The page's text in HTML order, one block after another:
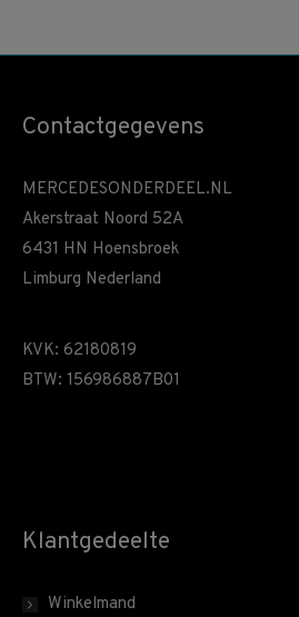
Contactgegevens
MERCEDESONDERDEEL.NL
Akerstraat Noord 52A
6431 HN Hoensbroek
Limburg Nederland
KVK: 62180819
BTW: 156986887B01
Klantgedeelte
Winkelmand